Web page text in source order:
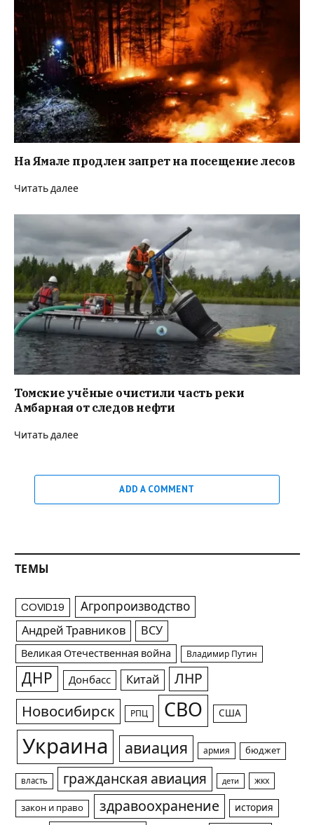
На Ямале продлен запрет на посещение лесов
Читать далее
Томские учёные очистили часть реки
Амбарная от следов нефти
Читать далее
ADD A COMMENT
ТЕМЫ
COVID19 Агропроизводство
Андрей Травников ВСУ
Великая Отечественная война Владимир Путин
ДНР Донбасс Китай ЛНР
Новосибирск РПЦ СВО США
Украина авиация армия бюджет
власть гражданская авиация дети жкх
закон и право здравоохранение история